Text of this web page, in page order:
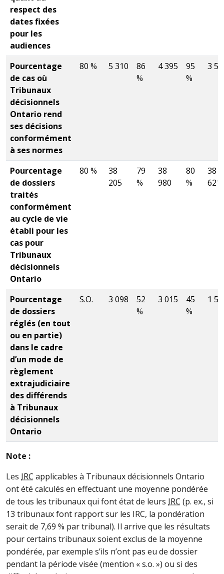
respect des
dates fixées
pour les
audiences
Pourcentage
de cas où
Tribunaux
décisionnels
Ontario rend
ses décisions
conformément
à ses normes
80 % 5 310
86
%
4 395
95
%
3
Pourcentage
de dossiers
traités
conformément
au cycle de vie
établi pour les
cas pour
Tribunaux
décisionnels
Ontario
80 %
38
205
79
%
38
980
80
%
38
621
Pourcentage
de dossiers
réglés (en tout
ou en partie)
dans le cadre
d’un mode de
règlement
extrajudiciaire
des différends
à Tribunaux
décisionnels
Ontario
S.O. 3 098
52
%
3 015
45
%
1
Note :
Les IRC applicables à Tribunaux décisionnels Ontario
ont été calculés en effectuant une moyenne pondérée
de tous les tribunaux qui font état de leurs IRC (p. ex., si
13 tribunaux font rapport sur les IRC, la pondération
serait de 7,69 % par tribunal). Il arrive que les résultats
pour certains tribunaux soient exclus de la moyenne
pondérée, par exemple s’ils n’ont pas eu de dossier
pendant la période visée (mention « s.o. ») ou si des